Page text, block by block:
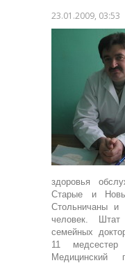
23.01.2009, 03:53
здоровья
Старые и
Стольничаны
человек.
семейных
11 медсестер
Медицинский